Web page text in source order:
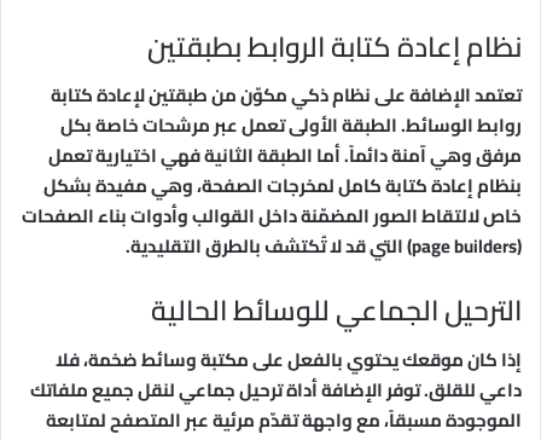
نظام إعادة كتابة الروابط بطبقتين
تعتمد الإضافة على نظام ذكي مكوّن من طبقتين لإعادة كتابة
روابط الوسائط. الطبقة الأولى تعمل عبر مرشحات خاصة بكل
مرفق وهي آمنة دائماً. أما الطبقة الثانية فهي اختيارية تعمل
بنظام إعادة كتابة كامل لمخرجات الصفحة، وهي مفيدة بشكل
خاص لالتقاط الصور المضمّنة داخل القوالب وأدوات بناء الصفحات
(page builders) التي قد لا تُكتشف بالطرق التقليدية.
الترحيل الجماعي للوسائط الحالية
إذا كان موقعك يحتوي بالفعل على مكتبة وسائط ضخمة، فلا
داعي للقلق. توفر الإضافة أداة ترحيل جماعي لنقل جميع ملفاتك
الموجودة مسبقاً، مع واجهة تقدّم مرئية عبر المتصفح لمتابعة